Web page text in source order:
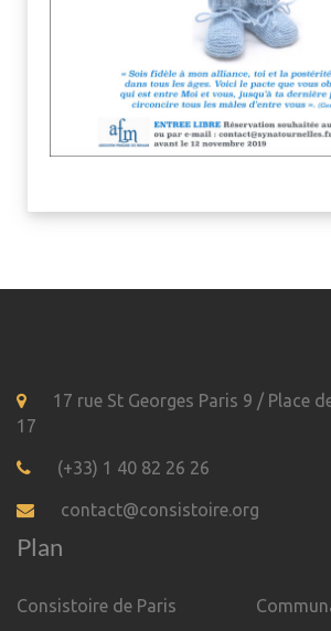
17 rue St Georges Paris 9 / Place
17
(+33) 1 40 82 26 26
contact@consistoire.org
Plan
Consistoire de Paris